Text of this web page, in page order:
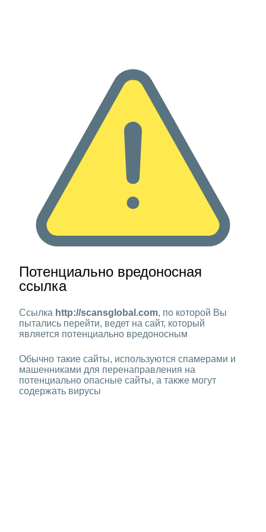
Потенциально вредоносная
ссылка
Ссылка http://scansglobal.com, по которой Вы
пытались перейти, ведет на сайт, который
является потенциально вредоносным
Обычно такие сайты, используются спамерами и
машенниками для перенаправления на
потенциально опасные сайты, а также могут
содержать вирусы